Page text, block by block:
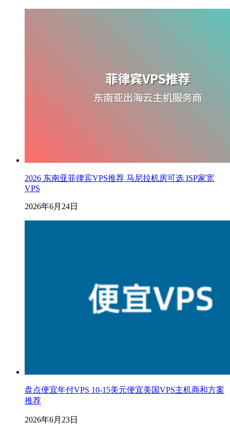
2026 东南亚菲律宾VPS推荐 马尼拉机房可选 ISP家宽
VPS
2026年6月24日
盘点便宜年付VPS 10-15美元便宜美国VPS主机商和方案
推荐
2026年6月23日